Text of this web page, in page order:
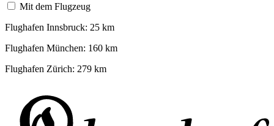
Mit dem Flugzeug
Flughafen Innsbruck: 25 km
Flughafen München: 160 km
Flughafen Zürich: 279 km